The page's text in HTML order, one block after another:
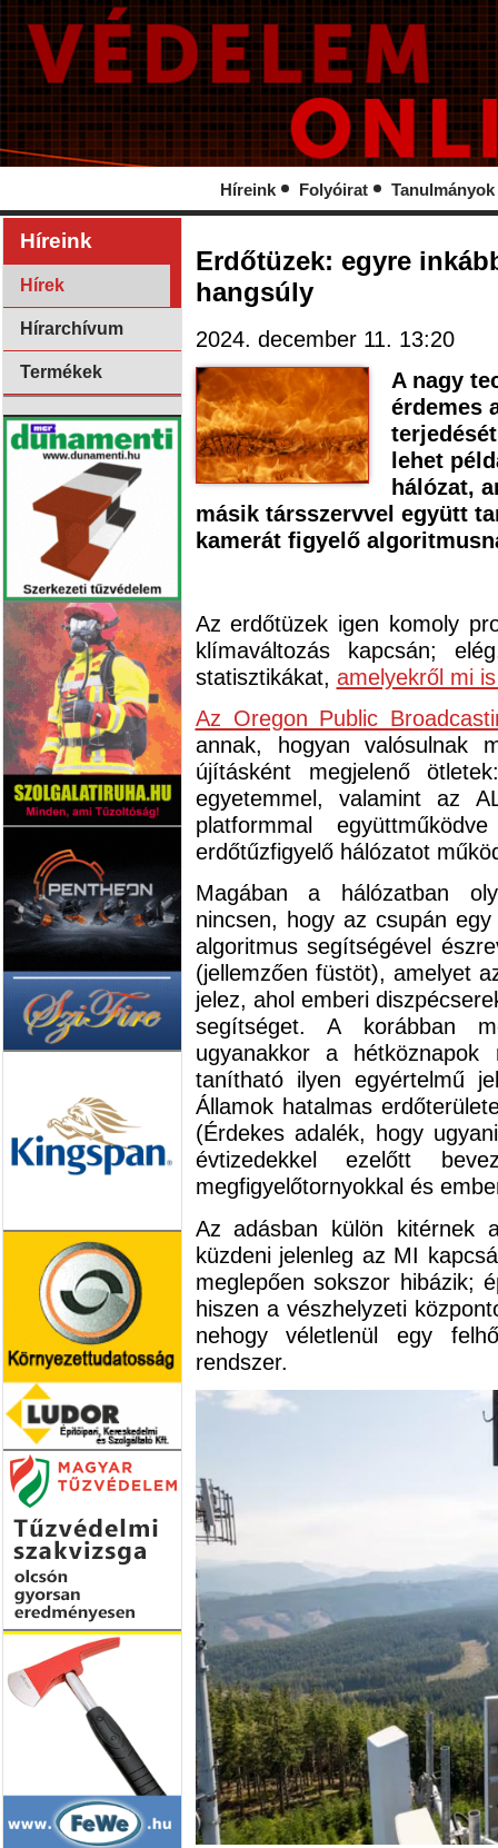
Híreink Folyóirat Tanulmányok
Híreink
Hírek
Hírarchívum
Termékek
Erdőtüzek: egyre
hangsúly
2024. december 11. 13:20
A nagy
érdemes
lehet
hálózat,
másik társszervvel együtt
kamerát figyelő
Az erdőtüzek igen komoly
klímaváltozás kapcsán;
statisztikákat, amelyekről mi
Az Oregon Public
annak, hogyan valósulnak
újításként megjelenő
egyetemmel, valamint az
platformmal
erdőtűzfigyelő hálózatot
Magában a hálózatban
nincsen, hogy az csupán
algoritmus segítségével
(jellemzően füstöt), amelyet
jelez, ahol emberi
segítséget. A korábban
ugyanakkor a
tanítható ilyen egyértelmű
Államok hatalmas
(Érdekes adalék, hogy
évtizedekkel ezelőtt
megfigyelőtornyokkal és
Az adásban külön kitérnek
küzdeni jelenleg az MI
meglepően sokszor hibázik;
hiszen a vészhelyzeti
nehogy véletlenül egy
rendszer.